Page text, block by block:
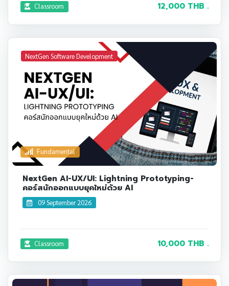
Classroom 12,000 THB .
NextGen Software Development
Fundamental
NextGen AI-UX/UI: Lightning Prototyping-
คอร์สนักออกแบบยุคใหม่ด้วย AI
09 September 2026
Classroom 10,000 THB .